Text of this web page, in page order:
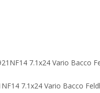
7.1x24 Vario Bacco